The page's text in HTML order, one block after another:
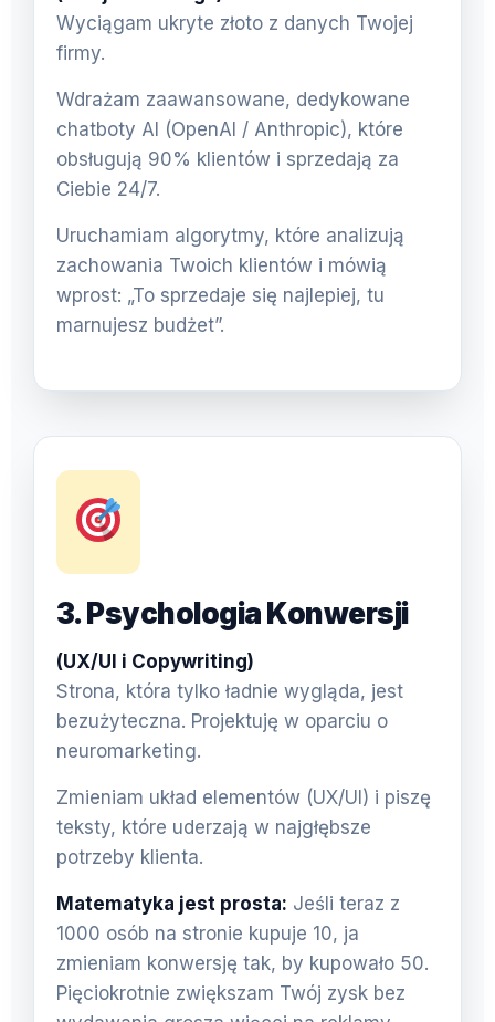
Wyciągam ukryte złoto z danych Twojej
firmy.
Wdrażam zaawansowane, dedykowane
chatboty AI (OpenAI / Anthropic), które
obsługują 90% klientów i sprzedają za
Ciebie 24/7.
Uruchamiam algorytmy, które analizują
zachowania Twoich klientów i mówią
wprost: „To sprzedaje się najlepiej, tu
marnujesz budżet”.
3. Psychologia Konwersji
(UX/UI i Copywriting)
Strona, która tylko ładnie wygląda, jest
bezużyteczna. Projektuję w oparciu o
neuromarketing.
Zmieniam układ elementów (UX/UI) i piszę
teksty, które uderzają w najgłębsze
potrzeby klienta.
Matematyka jest prosta: Jeśli teraz z
1000 osób na stronie kupuje 10, ja
zmieniam konwersję tak, by kupowało 50.
Pięciokrotnie zwiększam Twój zysk bez